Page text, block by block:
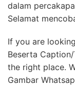
dalam
Selamat
If you are
Beserta
the right place.
Gambar